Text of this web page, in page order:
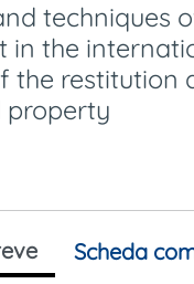
techniques
in the
the restitution
property
Scheda